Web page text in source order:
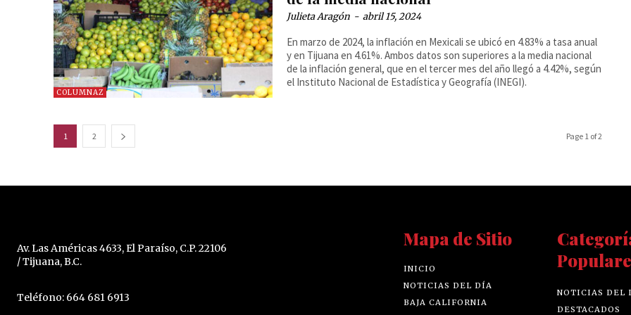
COLUMNAZ
Julieta Aragón - abril 15, 2024
En marzo de 2024, la inflación en Mexicali se ubicó en 4.83% a tasa anual
y en Tijuana en 4.61%. Ambos datos son superiores a la media nacional
de la inflación general, que en el tercer mes del año llegó a 4.42%, según
el Instituto Nacional de Estadística y Geografía (INEGI).
1 2 Page 1 of 2
Av. Las Américas 4633, El Paraíso, C.P. 22106
/ Tijuana, B.C.
Teléfono: 664 681 6913
Mapa de Sitio
INICIO
NOTICIAS DEL DÍA
BAJA CALIFORNIA
NOTICIAS DEL
DESTACADOS